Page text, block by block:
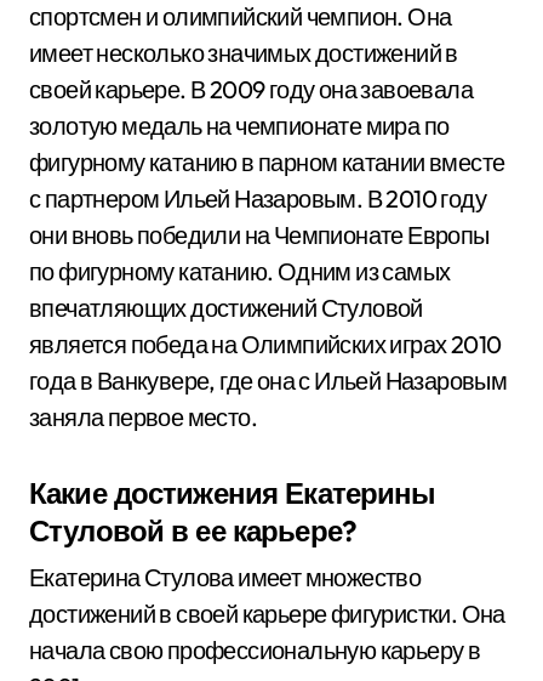
спортсмен и олимпийский чемпион. Она
имеет несколько значимых достижений в
своей карьере. В 2009 году она завоевала
золотую медаль на чемпионате мира по
фигурному катанию в парном катании вместе
с партнером Ильей Назаровым. В 2010 году
они вновь победили на Чемпионате Европы
по фигурному катанию. Одним из самых
впечатляющих достижений Стуловой
является победа на Олимпийских играх 2010
года в Ванкувере, где она с Ильей Назаровым
заняла первое место.
Какие достижения Екатерины
Стуловой в ее карьере?
Екатерина Стулова имеет множество
достижений в своей карьере фигуристки. Она
начала свою профессиональную карьеру в